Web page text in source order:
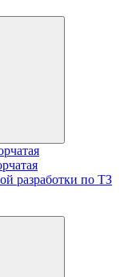
разработки по ТЗ